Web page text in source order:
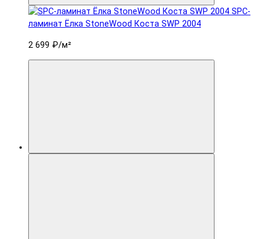
SPC-
ламинат Ëлка StoneWood Коста SWP 2004
2 699 ₽/м²